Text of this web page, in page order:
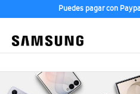
Puedes pagar con